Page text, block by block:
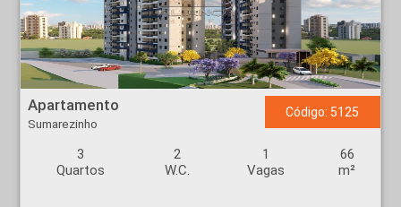
Apartamento - Sumarezinho - Ribeirão Preto
Apartamento
Sumarezinho
Código: 5125
3
Quartos
2
W.C.
1
Vagas
66
m²